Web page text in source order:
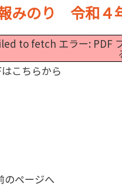
みのり 令和
to fetch エラー: PDF
こちらから
ページへ